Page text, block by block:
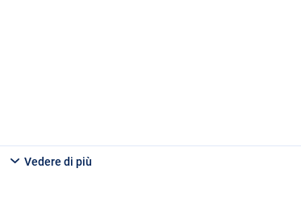
Vedere di più